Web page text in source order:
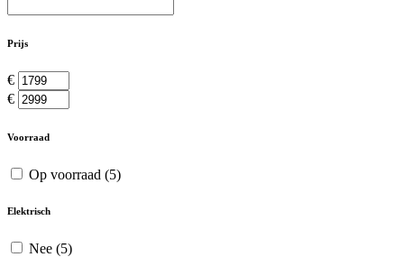
Prijs
€
€
Voorraad
Op voorraad (5)
Elektrisch
Nee (5)